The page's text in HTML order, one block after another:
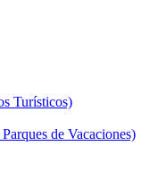
Turísticos)
de Vacaciones)